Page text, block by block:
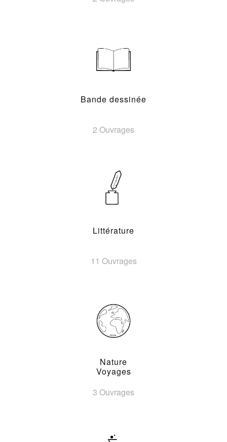
Bande dessinée
2 Ouvrages
Littérature
11 Ouvrages
Nature
Voyages
3 Ouvrages